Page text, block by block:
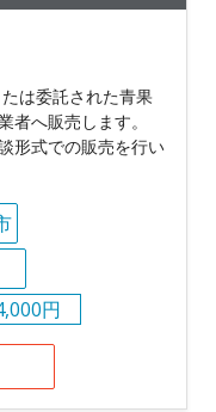
は委託された青果
者へ販売します。
形式での販売を行い
円